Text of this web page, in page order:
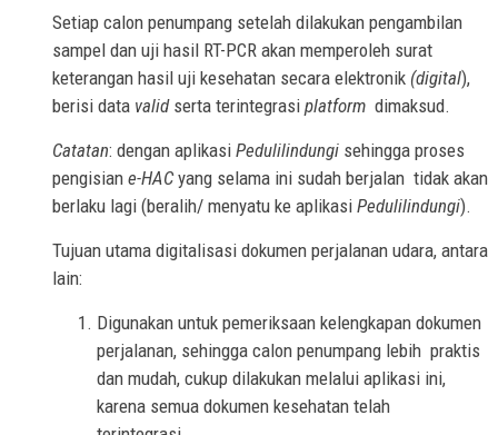
Setiap calon penumpang setelah dilakukan pengambilan
sampel dan uji hasil RT-PCR akan memperoleh surat
keterangan hasil uji kesehatan secara elektronik (digital),
berisi data valid serta terintegrasi platform dimaksud.
Catatan: dengan aplikasi Pedulilindungi sehingga proses
pengisian e-HACyang selama ini sudah berjalan tidak akan
berlaku lagi (beralih/ menyatu ke aplikasi Pedulilindungi).
Tujuan utama digitalisasi dokumen perjalanan udara, antara
lain:
Digunakan untuk pemeriksaan kelengkapan dokumen
perjalanan, sehingga calon penumpang lebih praktis
dan mudah, cukup dilakukan melalui aplikasi ini,
karena semua dokumen kesehatan telah